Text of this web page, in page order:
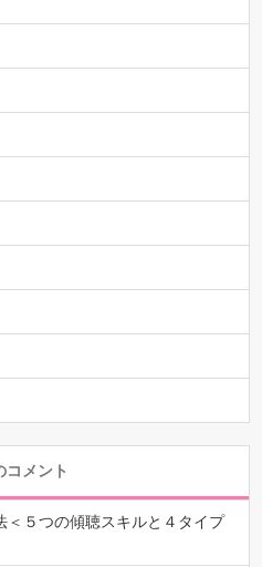
コメント
＜５つの傾聴スキルと４タイプ